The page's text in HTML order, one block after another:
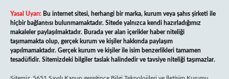
Yasal Uyarı: Bu internet sitesi, herhangi bir marka, kurum veya şahıs şirketi ile
hiçbir bağlantısı bulunmamaktadır. Sitede yalnızca kendi hazırladığımız
makaleler paylaşılmaktadır. Burada yer alan içerikler haber niteliği
taşımamakta olup, gerçek kurum ve kişiler hakkında paylaşım
yapılmamaktadır. Gerçek kurum ve kişiler ile isim benzerlikleri tamamen
tesadüfidir. Sitemizdeki bilgiler taslak halindedir ve tavsiye niteliği taşımazlar.